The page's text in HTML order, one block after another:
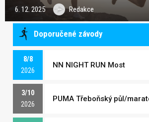
6. 12. 2025 Redakce
Doporučené závody
8/8
2026
NN NIGHT RUN Most
3/10
2026
PUMA Třeboňský půl/